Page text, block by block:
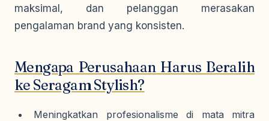
maksimal, dan pelanggan merasakan
pengalaman brand yang konsisten.
Mengapa Perusahaan Harus Beralih
ke Seragam Stylish?
Meningkatkan profesionalisme di mata mitra